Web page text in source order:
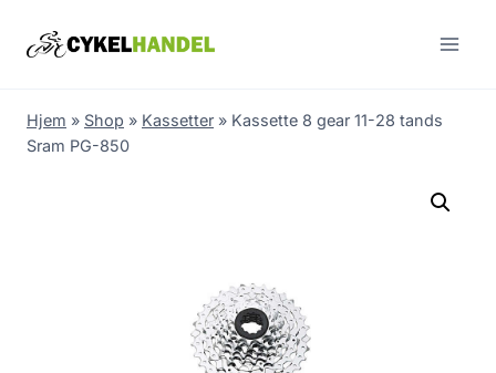
Hjem » Shop » Kassetter » Kassette 8 gear 11-28 tands
Sram PG-850